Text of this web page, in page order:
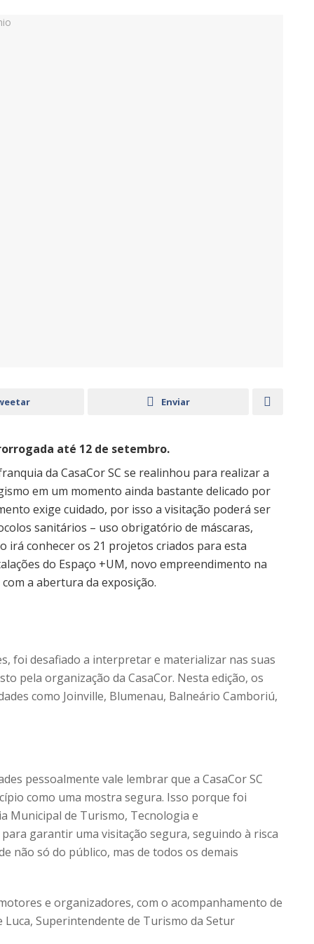
Enviar
até 12 de setembro.
da CasaCor SC se realinhou para realizar a
em um momento ainda bastante delicado por
exige cuidado, por isso a visitação poderá ser
sanitários – uso obrigatório de máscaras,
irá conhecer os 21 projetos criados para esta
do Espaço +UM, novo empreendimento na
a abertura da exposição.
foi desafiado a interpretar e materializar nas suas
pela organização da CasaCor. Nesta edição, os
como Joinville, Blumenau, Balneário Camboriú,
pessoalmente vale lembrar que a CasaCor SC
como uma mostra segura. Isso porque foi
Municipal de Turismo, Tecnologia e
garantir uma visitação segura, seguindo à risca
não só do público, mas de todos os demais
e organizadores, com o acompanhamento de
Superintendente de Turismo da Setur